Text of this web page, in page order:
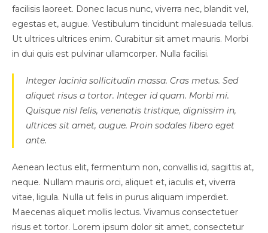
facilisis laoreet. Donec lacus nunc, viverra nec, blandit vel,
egestas et, augue. Vestibulum tincidunt malesuada tellus.
Ut ultrices ultrices enim. Curabitur sit amet mauris. Morbi
in dui quis est pulvinar ullamcorper. Nulla facilisi.
Integer lacinia sollicitudin massa. Cras metus. Sed
aliquet risus a tortor. Integer id quam. Morbi mi.
Quisque nisl felis, venenatis tristique, dignissim in,
ultrices sit amet, augue. Proin sodales libero eget
ante.
Aenean lectus elit, fermentum non, convallis id, sagittis at,
neque. Nullam mauris orci, aliquet et, iaculis et, viverra
vitae, ligula. Nulla ut felis in purus aliquam imperdiet.
Maecenas aliquet mollis lectus. Vivamus consectetuer
risus et tortor. Lorem ipsum dolor sit amet, consectetur